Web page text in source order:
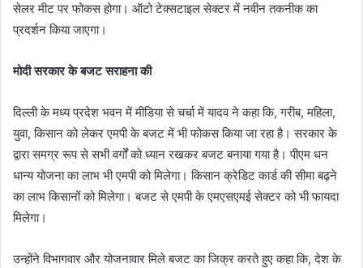
सेलर मीट पर फोकस होगा। ऑटो टेक्सटाइल सेक्टर में नवीन तकनीक का
प्रदर्शन किया जाएगा।
मोदी सरकार के बजट सराहना की
दिल्ली के मध्य प्रदेश भवन में मीडिया से चर्चा में यादव ने कहा कि, गरीब, महिला,
युवा, किसान को लेकर एमपी के बजट में भी फोकस किया जा रहा है। सरकार के
द्वारा समग्र रूप से सभी वर्गों को ध्यान रखकर बजट बनाया गया है। पीएम धन
धान्य योजना का लाभ भी एमपी को मिलेगा। किसान क्रेडिट कार्ड की सीमा बढ़ने
का लाभ किसानों को मिलेगा। बजट से एमपी के एमएसएमई सेक्टर को भी फायदा
मिलेगा।
उन्होंने विभागवार और योजनावार मिले बजट का जिक्र करते हुए कहा कि, देश के